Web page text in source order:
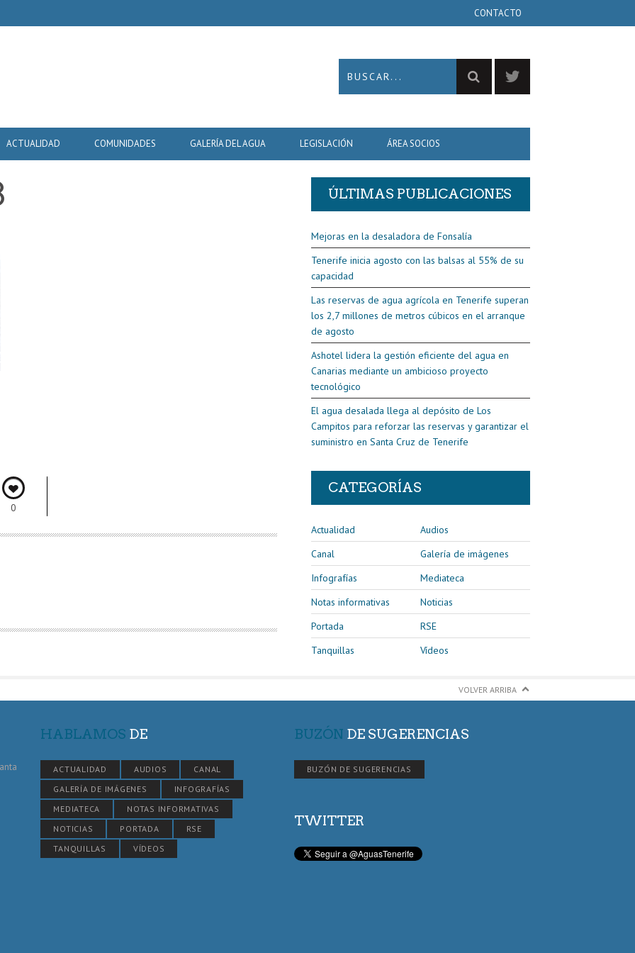
CONTACTO
ACTUALIDAD COMUNIDADES GALERÍA DEL AGUA LEGISLACIÓN ÁREA SOCIOS
0
ÚLTIMAS PUBLICACIONES
Mejoras en la desaladora de Fonsalía
Tenerife inicia agosto con las balsas al 55% de su
capacidad
Las reservas de agua agrícola en Tenerife superan
los 2,7 millones de metros cúbicos en el arranque
de agosto
Ashotel lidera la gestión eficiente del agua en
Canarias mediante un ambicioso proyecto
tecnológico
El agua desalada llega al depósito de Los
Campitos para reforzar las reservas y garantizar el
suministro en Santa Cruz de Tenerife
CATEGORÍAS
Actualidad
Audios
Canal
Galería de imágenes
Infografías
Mediateca
Notas informativas
Noticias
Portada
RSE
Tanquillas
Vídeos
VOLVER ARRIBA
HABLAMOS DE
ACTUALIDAD AUDIOS
CANAL
GALERÍA DE IMÁGENES
INFOGRAFÍAS
MEDIATECA
NOTAS INFORMATIVAS
NOTICIAS
PORTADA
RSE
TANQUILLAS
VÍDEOS
BUZÓN DE SUGERENCIAS
BUZÓN DE SUGERENCIAS
TWITTER